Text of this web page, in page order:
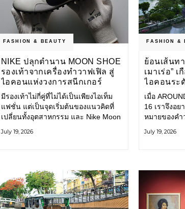
FASHION & BEAUTY
NIKE ปลุกตำนาน MOON SHOE
รองเท้าจากเครื่องทำวาฟเฟิล สู่
ไอคอนแห่งวงการสนีกเกอร์
มีรองเท้าไม่กี่คู่ที่ไม่ได้เป็นเพียงไอเท็ม
แฟชั่น แต่เป็นจุดเริ่มต้นของแนวคิดที่
เปลี่ยนทั้งอุตสาหกรรม และ Nike Moon
ไอคอนที่ถือกำเนิดเมื่อกว่าครึ่งศตวรรษ
Nike
July 19, 2026
FASHION &
ย้อนเส้นท
เมาเร่อ”
ไอคอนระ
บันเทิงไทย
เมื่อ
16 เราจึงอ
หมายของคำ
ตนไว้อย่าง
July 19, 2026